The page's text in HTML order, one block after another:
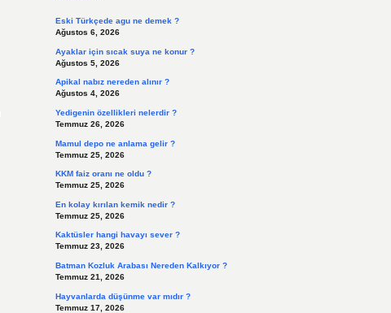
Eski Türkçede agu ne demek ?
Ağustos 6, 2026
Ayaklar için sıcak suya ne konur ?
Ağustos 5, 2026
Apikal nabız nereden alınır ?
Ağustos 4, 2026
Yedigenin özellikleri nelerdir ?
Temmuz 26, 2026
Mamul depo ne anlama gelir ?
Temmuz 25, 2026
KKM faiz oranı ne oldu ?
Temmuz 25, 2026
En kolay kırılan kemik nedir ?
Temmuz 25, 2026
Kaktüsler hangi havayı sever ?
Temmuz 23, 2026
Batman Kozluk Arabası Nereden Kalkıyor ?
Temmuz 21, 2026
Hayvanlarda düşünme var mıdır ?
Temmuz 17, 2026